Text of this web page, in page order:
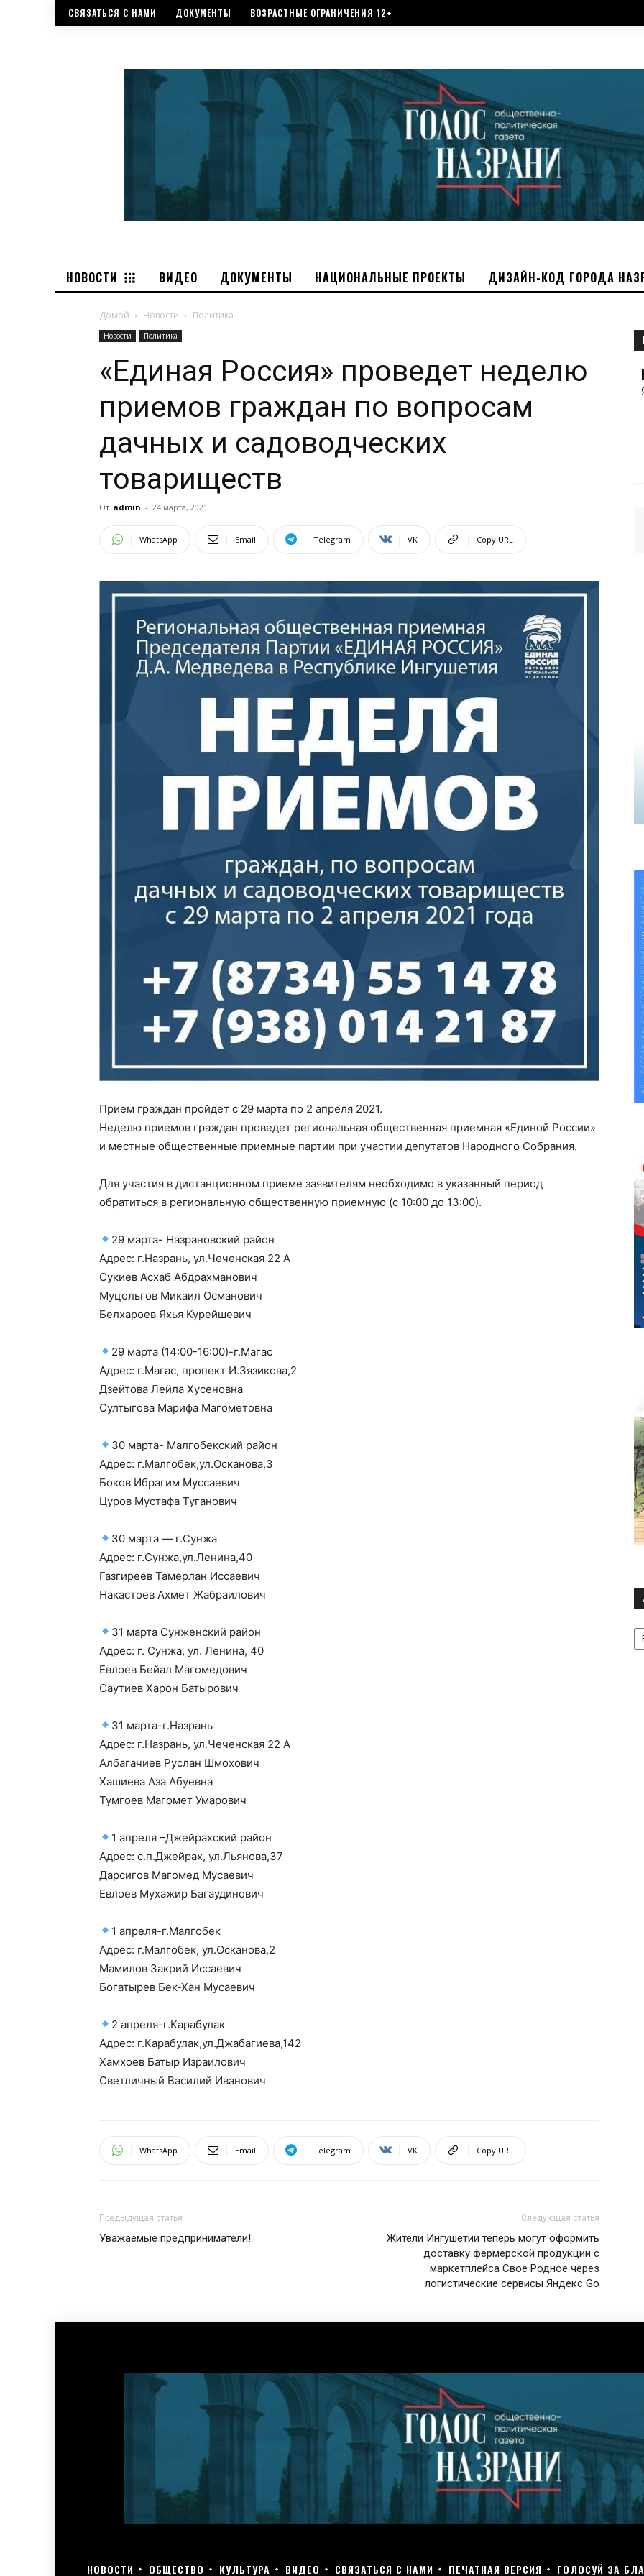
СВЯЗАТЬСЯ С НАМИ ДОКУМЕНТЫ ВОЗРАСТНЫЕ ОГРАНИЧЕНИЯ 12+
НОВОСТИ ВИДЕО ДОКУМЕНТЫ НАЦИОНАЛЬНЫЕ ПРОЕКТЫ ДИЗАЙН-КОД ГОРОДА
Домой Новости Политика
Новости Политика
«Единая Россия» проведет неделю
приемов граждан по вопросам
дачных и садоводческих
товариществ
От admin - 24 марта, 2021
WhatsApp Email Telegram VK Copy URL
Прием граждан пройдет с 29 марта по 2 апреля 2021.
Неделю приемов граждан проведет региональная общественная приемная «Единой России»
и местные общественные приемные партии при участии депутатов Народного Собрания.
Для участия в дистанционном приеме заявителям необходимо в указанный период
обратиться в региональную общественную приемную (с 10:00 до 13:00).
29 марта- Назрановский район
Адрес: г.Назрань, ул.Чеченская 22 А
Сукиев Асхаб Абдрахманович
Муцольгов Микаил Османович
Белхароев Яхья Курейшевич
29 марта (14:00-16:00)-г.Магас
Адрес: г.Магас, пропект И.Зязикова,2
Дзейтова Лейла Хусеновна
Султыгова Марифа Магометовна
30 марта- Малгобекский район
Адрес: г.Малгобек,ул.Осканова,3
Боков Ибрагим Муссаевич
Цуров Мустафа Туганович
30 марта — г.Сунжа
Адрес: г.Сунжа,ул.Ленина,40
Газгиреев Тамерлан Иссаевич
Накастоев Ахмет Жабраилович
31 марта Сунженский район
Адрес: г. Сунжа, ул. Ленина, 40
Евлоев Бейал Магомедович
Саутиев Харон Батырович
31 марта-г.Назрань
Адрес: г.Назрань, ул.Чеченская 22 А
Албагачиев Руслан Шмохович
Хашиева Аза Абуевна
Тумгоев Магомет Умарович
1 апреля –Джейрахский район
Адрес: с.п.Джейрах, ул.Льянова,37
Дарсигов Магомед Мусаевич
Евлоев Мухажир Багаудинович
1 апреля-г.Малгобек
Адрес: г.Малгобек, ул.Осканова,2
Мамилов Закрий Иссаевич
Богатырев Бек-Хан Мусаевич
2 апреля-г.Карабулак
Адрес: г.Карабулак,ул.Джабагиева,142
Хамхоев Батыр Израилович
Светличный Василий Иванович
WhatsApp Email Telegram VK Copy URL
Предыдущая статья
Уважаемые предприниматели!
Следующая статья
Жители Ингушетии теперь могут оформить
доставку фермерской продукции с
маркетплейса Свое Родное через
логистические сервисы Яндекс Go
НОВОСТИ ОБЩЕСТВО КУЛЬТУРА ВИДЕО СВЯЗАТЬСЯ С НАМИ ПЕЧАТНАЯ ВЕРСИЯ ГОЛОСУЙ ЗА